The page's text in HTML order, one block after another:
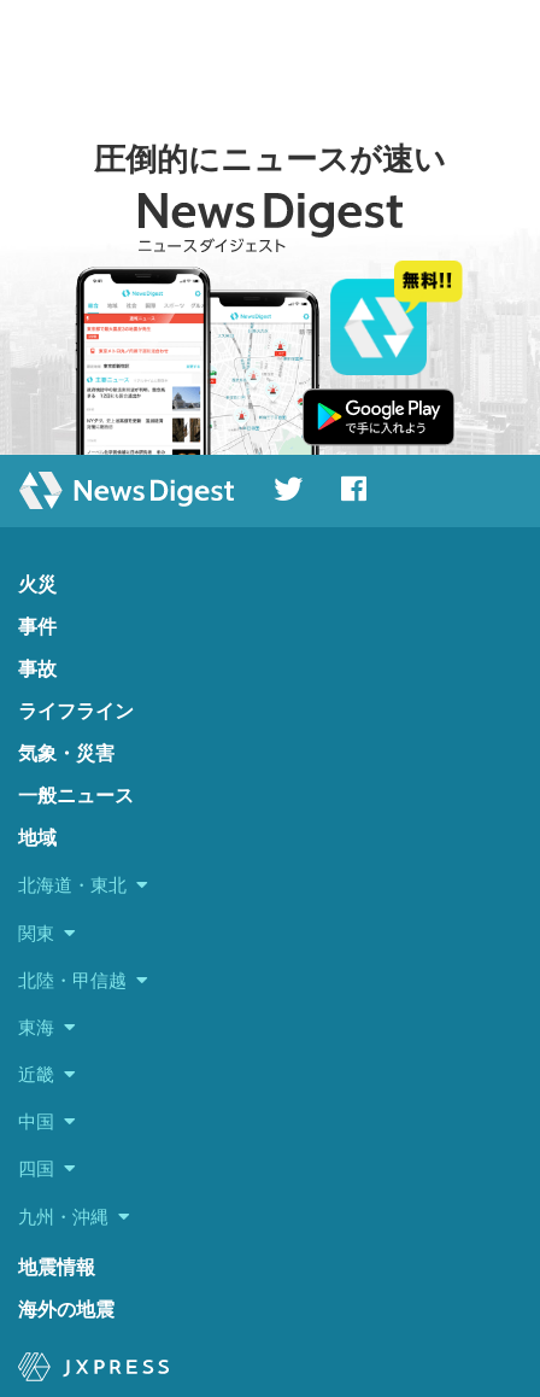
圧倒的にニュースが速い
火災
事件
事故
ライフライン
気象・災害
一般ニュース
地域
北海道・東北
関東
北陸・甲信越
東海
近畿
中国
四国
九州・沖縄
地震情報
海外の地震